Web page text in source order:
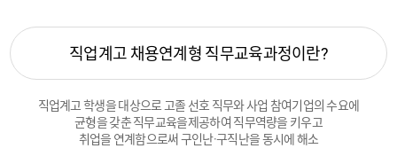
직업계고 채용연계형 직무교육과정이란?
직업계고 학생을 대상으로 고졸 선호 직무와 사업 참여기업의 수요에
균형을 갖춘 직무교육을제공하여 직무역량을 키우고
취업을 연계함으로써 구인난·구직난을 동시에 해소